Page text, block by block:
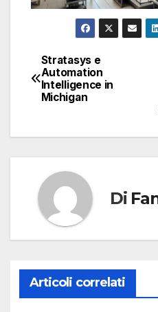
Navigazione
articoli
Stratasys e
Automation
Intelligence in
Michigan
Di
Articoli correlati